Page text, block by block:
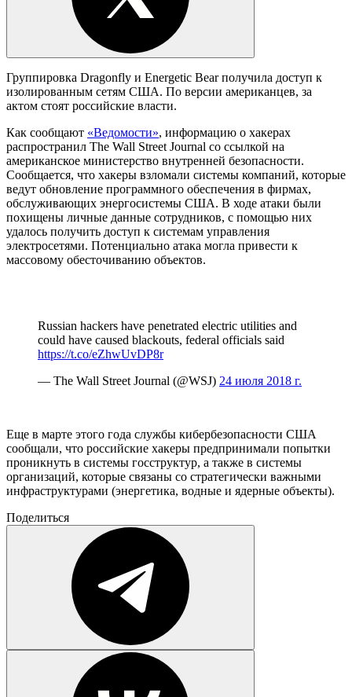
Группировка Dragonfly и Energetic Bear получила доступ к
изолированным сетям США. По версии американцев, за
актом стоят российские власти.
Как сообщают «Ведомости», информацию о хакерах
распространил The Wall Street Journal со ссылкой на
американское министерство внутренней безопасности.
Сообщается, что хакеры взломали системы компаний, которые
ведут обновление программного обеспечения в фирмах,
обслуживающих энергосистемы США. В ходе атаки были
похищены личные данные сотрудников, с помощью них
удалось получить доступ к системам управления
электросетями. Потенциально атака могла привести к
массовому обесточиванию объектов.
Russian hackers have penetrated electric utilities and
could have caused blackouts, federal officials said
https://t.co/eZhwUvDP8r
— The Wall Street Journal (@WSJ) 24 июля 2018 г.
Еще в марте этого года службы кибербезопасности США
сообщали, что российские хакеры предпринимали попытки
проникнуть в системы госструктур, а также в системы
организаций, которые связаны со стратегически важными
инфраструктурами (энергетика, водные и ядерные объекты).
Поделиться